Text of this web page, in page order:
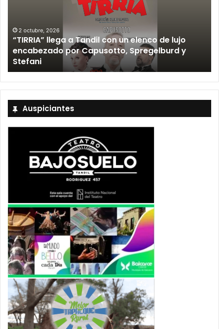
2 octubre, 2026
“TIRRIA” llega a Tandil con un elenco de lujo
encabezado por Capusotto, Spregelburd y
Stefani
Auspiciantes